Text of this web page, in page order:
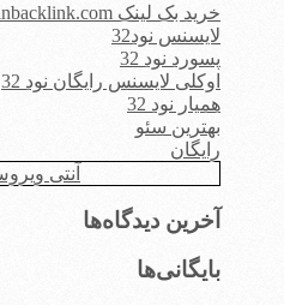
خرید بک لینک behtarinbacklink.com
لایسنس نود32
پسورد نود 32
اوکلی لایسنس رایگان نود 32
همیار نود 32
بهترین سئو
رایگان
آنتی
آخرین دیدگاه‌ها
بایگانی‌ها